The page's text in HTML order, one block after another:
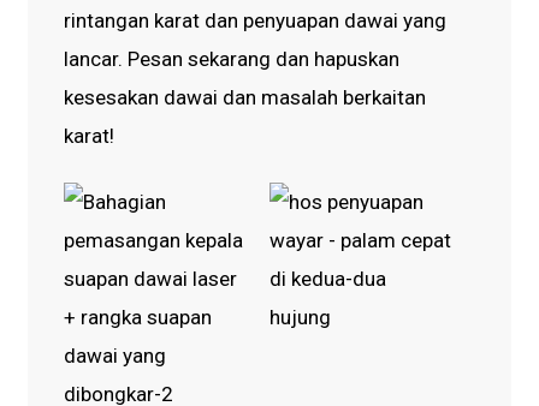
rintangan karat dan penyuapan dawai yang
lancar. Pesan sekarang dan hapuskan
kesesakan dawai dan masalah berkaitan
karat!